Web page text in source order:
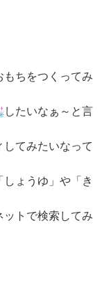
ちをつくってみ
したいなぁ～と言
てみたいなって
ょうゆ」や「き
トで検索してみ